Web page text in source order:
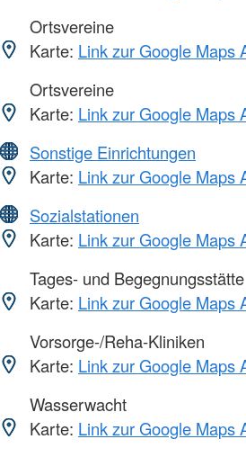
Ortsvereine
Karte: Link zur Google Maps
Ortsvereine
Karte: Link zur Google Maps
Sonstige Einrichtungen
Karte: Link zur Google Maps
Sozialstationen
Karte: Link zur Google Maps
Tages- und Begegnungsstätte
Karte: Link zur Google Maps
Vorsorge-/Reha-Kliniken
Karte: Link zur Google Maps
Wasserwacht
Karte: Link zur Google Maps